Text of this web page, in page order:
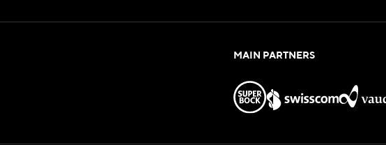
MAIN PARTNERS